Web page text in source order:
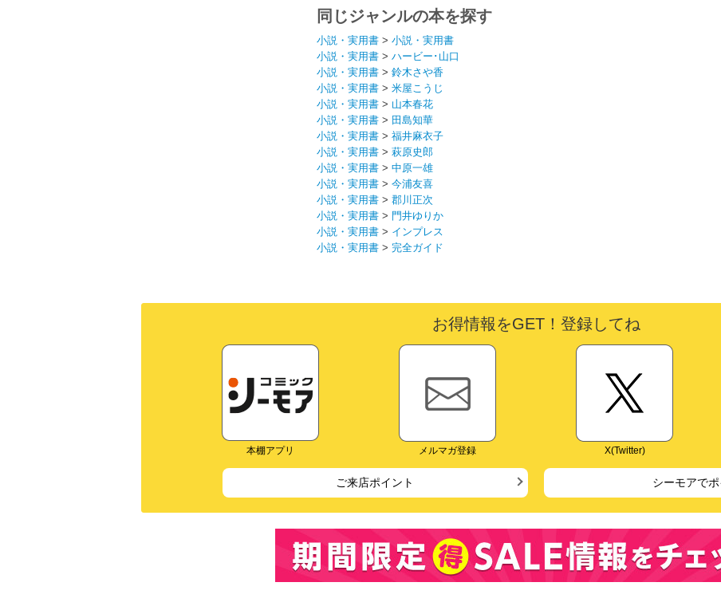
同じジャンルの本を探す
小説・実用書 > 小説・実用書
小説・実用書 > ハービー･山口
小説・実用書 > 鈴木さや香
小説・実用書 > 米屋こうじ
小説・実用書 > 山本春花
小説・実用書 > 田島知華
小説・実用書 > 福井麻衣子
小説・実用書 > 萩原史郎
小説・実用書 > 中原一雄
小説・実用書 > 今浦友喜
小説・実用書 > 郡川正次
小説・実用書 > 門井ゆりか
小説・実用書 > インプレス
小説・実用書 > 完全ガイド
お得情報をGET！登録してね
本棚アプリ メルマガ登録 X(Twitter)
ご来店ポイント シーモアで